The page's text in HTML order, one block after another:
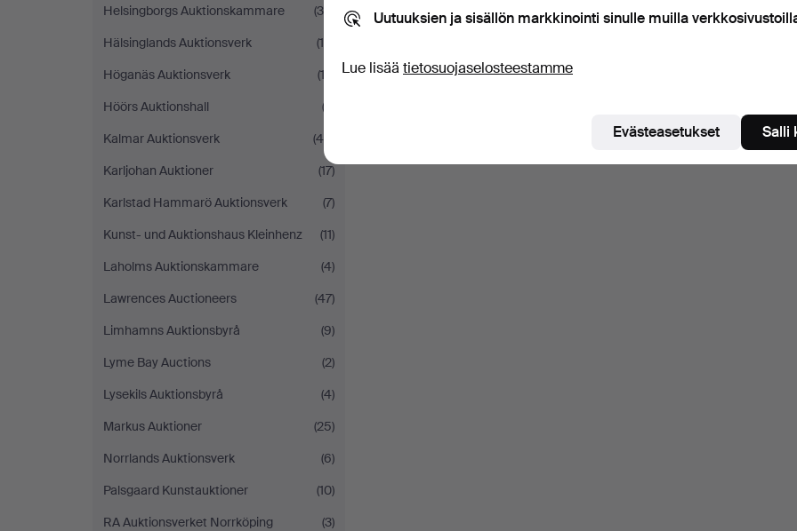
Helsingborgs Auktionskammare
(38)
Hälsinglands Auktionsverk
(14)
Höganäs Auktionsverk
(13)
Höörs Auktionshall
(3)
Kalmar Auktionsverk
(45)
Karljohan Auktioner
(17)
Karlstad Hammarö Auktionsverk
(7)
Kunst- und Auktionshaus Kleinhenz
(11)
Laholms Auktionskammare
(4)
Lawrences Auctioneers
(47)
Limhamns Auktionsbyrå
(9)
Lyme Bay Auctions
(2)
Lysekils Auktionsbyrå
(4)
Markus Auktioner
(25)
Norrlands Auktionsverk
(6)
Palsgaard Kunstauktioner
(10)
RA Auktionsverket Norrköping
(3)
Uutuuksien ja sisällön markkinointi sinulle muilla
Lue lisää tietosuojaselosteestamme
Evästeasetukset Salli